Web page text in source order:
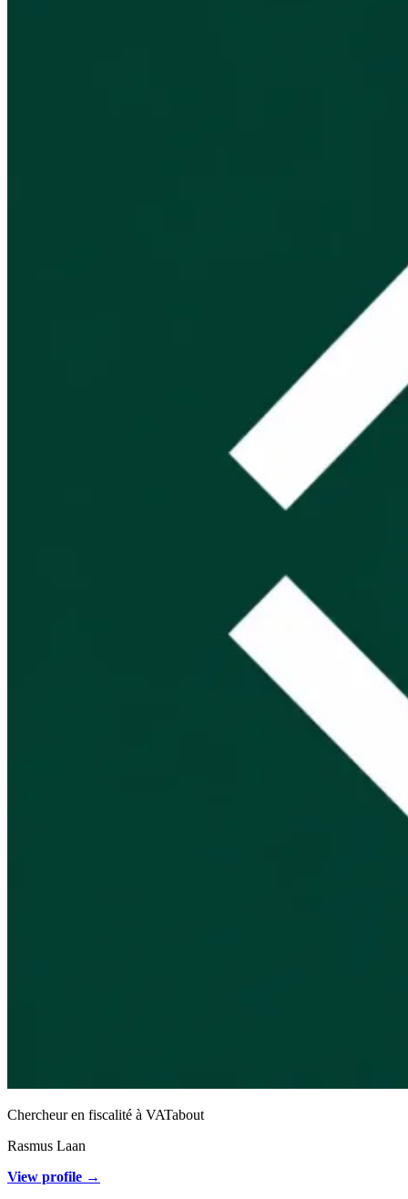
Chercheur en fiscalité à VATabout
Rasmus Laan
View profile →